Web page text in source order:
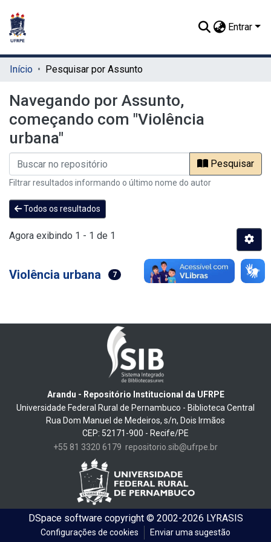
Entrar
Início Pesquisar por Assunto
Navegando por Assunto,
começando com "Violência
urbana"
Pesquisar
Filtrar resultados informando o último nome do autor
Todos os resultados
Agora exibindo 1 - 1 de 1
Violência urbana 7
Arandu - Repositório Institucional da UFRPE
Universidade Federal Rural de Pernambuco - Biblioteca Central
Rua Dom Manuel de Medeiros, s/n, Dois Irmãos
CEP: 52171-900 - Recife/PE
+55 81 3320 6179 repositorio.sib@ufrpe.br
DSpace softwarecopyright © 2002-2026 LYRASIS
Configurações de cookies Enviar uma sugestão